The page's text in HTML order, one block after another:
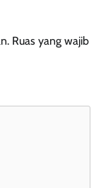
Ruas yang wajib